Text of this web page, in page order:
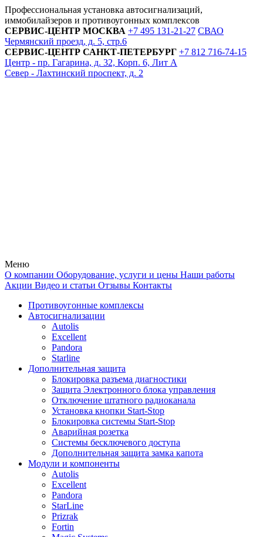
Профессиональная установка автосигнализаций,
иммобилайзеров и противоугонных комплексов
СЕРВИС-ЦЕНТР МОСКВА +7 495 131-21-27 СВАО
Чермянский проезд, д. 5, стр.6
СЕРВИС-ЦЕНТР САНКТ-ПЕТЕРБУРГ +7 812 716-74-15
Центр - пр. Гагарина, д. 32, Корп. 6, Лит А
Север - Лахтинский проспект, д. 2
Меню
О компании Оборудование, услуги и цены Наши работы
Акции Видео и статьи Отзывы Контакты
Противоугонные комплексы
Автосигнализации
Autolis
Excellent
Pandora
Starline
Дополнительная защита
Блокировка разъема диагностики
Защита Электронного блока управления
Отключение штатного радиоканала
Установка кнопки Start-Stop
Блокировка системы Start-Stop
Аварийная розетка
Системы бесключевого доступа
Дополнительная защита замка капота
Модули и компоненты
Autolis
Excellent
Pandora
StarLine
Prizrak
Fortin